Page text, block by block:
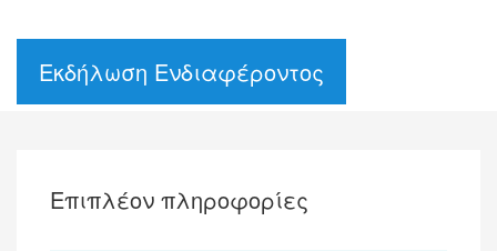
Εκδήλωση Ενδιαφέροντος
Επιπλέον πληροφορίες